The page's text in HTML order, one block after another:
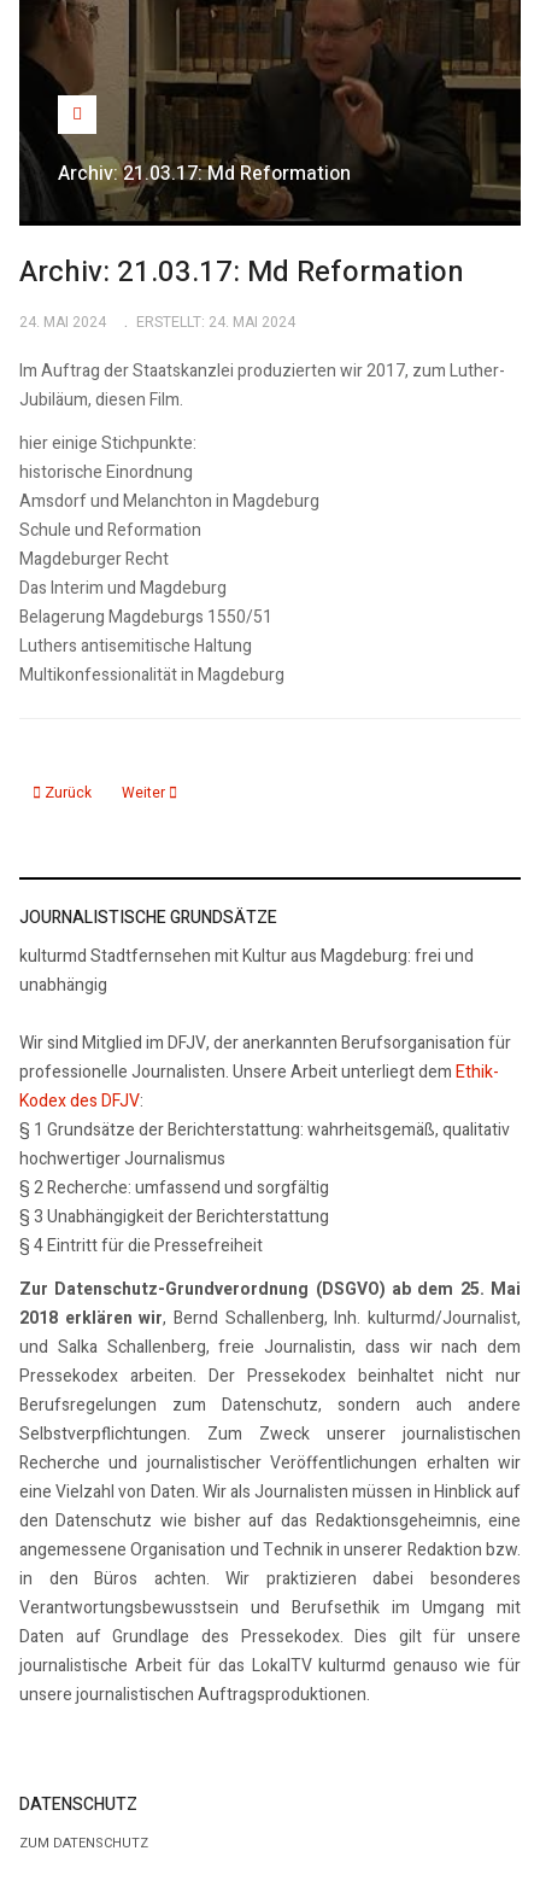
Archiv: 21.03.17: Md Reformation
Archiv: 21.03.17: Md Reformation
24. MAI 2024 ERSTELLT: 24. MAI 2024
Im Auftrag der Staatskanzlei produzierten wir 2017, zum Luther-
Jubiläum, diesen Film.
hier einige Stichpunkte:
historische Einordnung
Amsdorf und Melanchton in Magdeburg
Schule und Reformation
Magdeburger Recht
Das Interim und Magdeburg
Belagerung Magdeburgs 1550/51
Luthers antisemitische Haltung
Multikonfessionalität in Magdeburg
Vorheriger Beitrag: Per Video in die Vorgeschichte
Zurück Nächster Beitrag: Einzigartige Frühdrucke in der
Weiter
JOURNALISTISCHE GRUNDSÄTZE
kulturmd Stadtfernsehen mit Kultur aus Magdeburg: frei und
unabhängig
Wir sind Mitglied im DFJV, der anerkannten Berufsorganisation für
professionelle Journalisten. Unsere Arbeit unterliegt demEthik-
Kodex des DFJV:
§ 1 Grundsätze der Berichterstattung: wahrheitsgemäß, qualitativ
hochwertiger Journalismus
§ 2 Recherche: umfassend und sorgfältig
§ 3 Unabhängigkeit der Berichterstattung
§ 4 Eintritt für die Pressefreiheit
Zur Datenschutz-Grundverordnung (DSGVO) ab dem 25. Mai
2018 erklären wir, Bernd Schallenberg, Inh. kulturmd/Journalist,
und Salka Schallenberg, freie Journalistin, dass wir nach dem
Pressekodex arbeiten. Der Pressekodex beinhaltet nicht nur
Berufsregelungen zum Datenschutz, sondern auch andere
Selbstverpflichtungen. Zum Zweck unserer journalistischen
Recherche und journalistischer Veröffentlichungen erhalten wir
eine Vielzahl von Daten. Wir als Journalisten müssen in Hinblick auf
den Datenschutz wie bisher auf das Redaktionsgeheimnis, eine
angemessene Organisation und Technik in unserer Redaktion bzw.
in den Büros achten. Wir praktizieren dabei besonderes
Verantwortungsbewusstsein und Berufsethik im Umgang mit
Daten auf Grundlage des Pressekodex. Dies gilt für unsere
journalistische Arbeit für das LokalTV kulturmd genauso wie für
unsere journalistischen Auftragsproduktionen.
DATENSCHUTZ
ZUM DATENSCHUTZ